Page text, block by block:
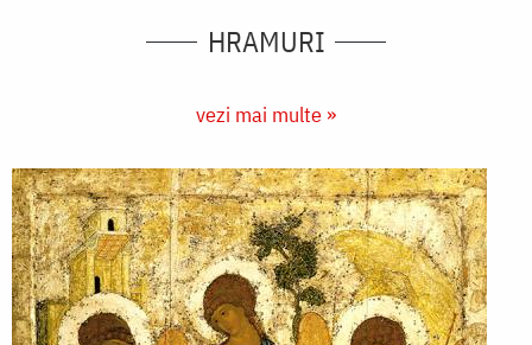
HRAMURI
vezi mai multe »